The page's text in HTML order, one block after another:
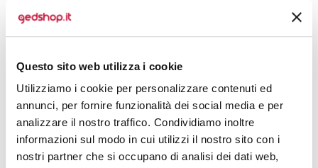
Questo sito web utilizza i cookie
Utilizziamo i cookie per personalizzare contenuti ed
annunci, per fornire funzionalità dei social media e per
analizzare il nostro traffico. Condividiamo inoltre
informazioni sul modo in cui utilizzi il nostro sito con i
nostri partner che si occupano di analisi dei dati web,
50
100 € 6,14 € 7,86
200 € 5,51
€ 5,04
1000 € 4,52 € 4,98
1500 € 4,47 € 4,74